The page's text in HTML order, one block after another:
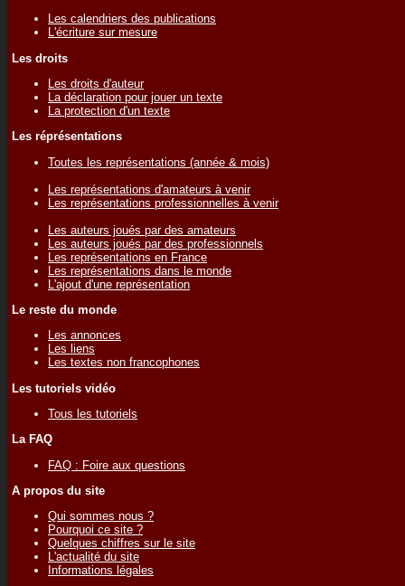
Les calendriers des publications
L'écriture sur mesure
Les droits
Les droits d'auteur
La déclaration pour jouer un texte
La protection d'un texte
Les réprésentations
Toutes les représentations (année & mois)
Les représentations d'amateurs à venir
Les représentations professionnelles à venir
Les auteurs joués par des amateurs
Les auteurs joués par des professionnels
Les représentations en France
Les représentations dans le monde
L'ajout d'une représentation
Le reste du monde
Les annonces
Les liens
Les textes non francophones
Les tutoriels vidéo
Tous les tutoriels
La FAQ
FAQ : Foire aux questions
A propos du site
Qui sommes nous ?
Pourquoi ce site ?
Quelques chiffres sur le site
L'actualité du site
Informations légales